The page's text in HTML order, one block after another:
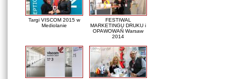
Targi VISCOM 2015 w
Mediolanie
FESTIWAL
MARKETINGU DRUKU i
OPAWOWAŃ Warsaw
2014